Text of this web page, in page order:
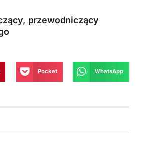
, przewodniczący
Pocket WhatsApp